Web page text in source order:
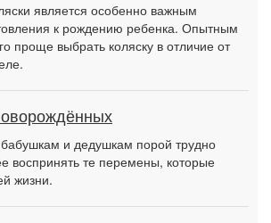
является особенно важным
к рождению ребенка. Опытным
проще выбрать коляску в отличие от
и дедушкам порой трудно
воспринять те перемены, которые
жизни.